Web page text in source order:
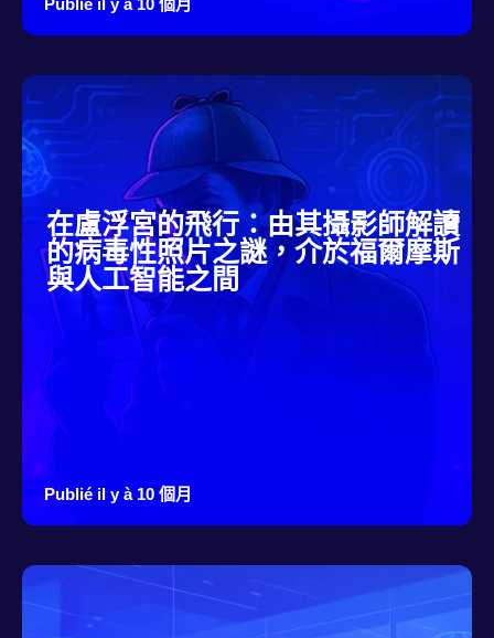
Publié il y à 10 個月
在盧浮宮的飛行：由其攝影師解讀
的病毒性照片之謎，介於福爾摩斯
與人工智能之間
Publié il y à 10 個月